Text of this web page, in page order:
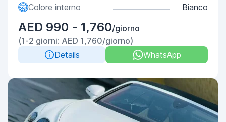
Colore interno
Bianco
AED 990 - 1,760/giorno
(1-2 giorni: AED 1,760/giorno)
Details
WhatsApp